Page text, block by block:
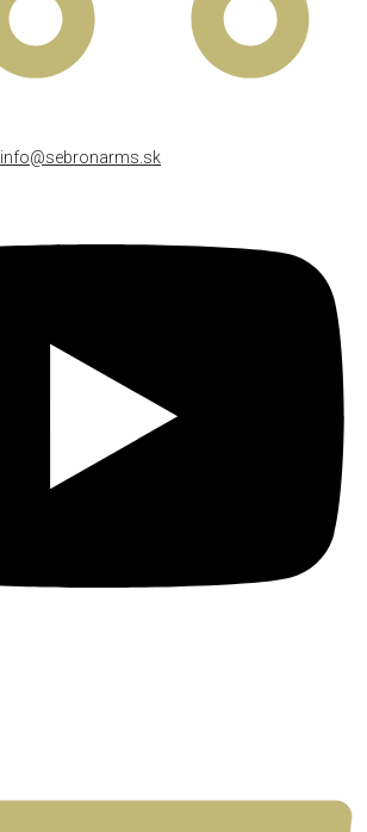
info@sebronarms.sk